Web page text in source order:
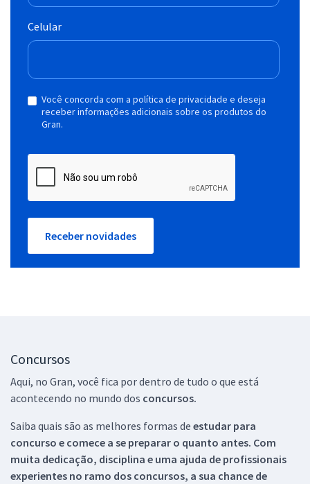
Celular
Você concorda com a política de privacidade e deseja
receber informações adicionais sobre os produtos do
Gran.
Receber novidades
Concursos
Aqui, no Gran, você fica por dentro de tudo o que está
acontecendo no mundo dos concursos.
Saiba quais são as melhores formas de estudar para
concurso e comece a se preparar o quanto antes. Com
muita dedicação, disciplina e uma ajuda de profissionais
experientes no ramo dos concursos, a sua chance de